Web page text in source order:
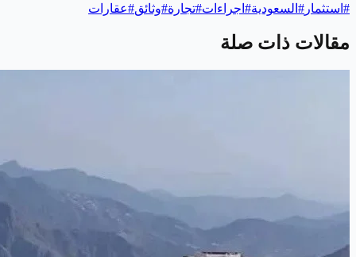
# استثمار # السعودية# اجراءات#تجارة#وثائق#عقارات
مقالات ذات صلة